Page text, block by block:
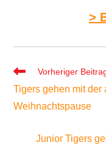
>
Weitere
ansehen
Vorheriger
Tigers gehen mit
Weihnachtspause
Junior Tigers